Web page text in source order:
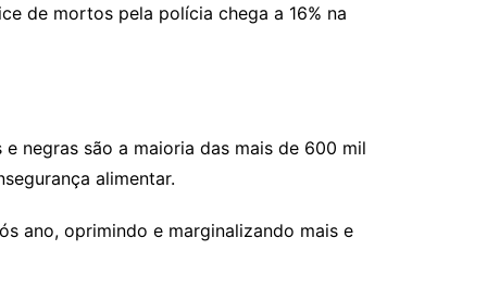
de mortos pela polícia chega a 16% na
negras são a maioria das mais de 600 mil
alimentar.
ano, oprimindo e marginalizando mais e